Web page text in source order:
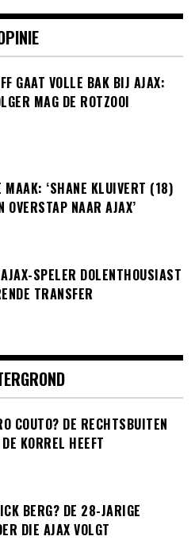
GAAT VOLLE BAK BIJ AJAX:
MAG DE ROTZOOI
MAAK: ‘SHANE KLUIVERT (18)
OVERSTAP NAAR AJAX’
SPELER DOLENTHOUSIAST
TRANSFER
COUTO? DE RECHTSBUITEN
KORREL HEEFT
BERG? DE 28-JARIGE
DIE AJAX VOLGT